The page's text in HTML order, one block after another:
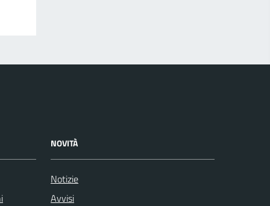
NOVITÀ
Notizie
Avvisi